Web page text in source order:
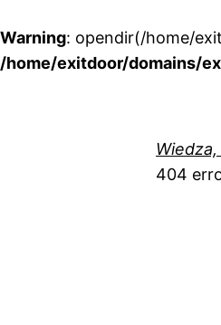
Warning: opendir(/home/
/home/exitdoor/domains/
404